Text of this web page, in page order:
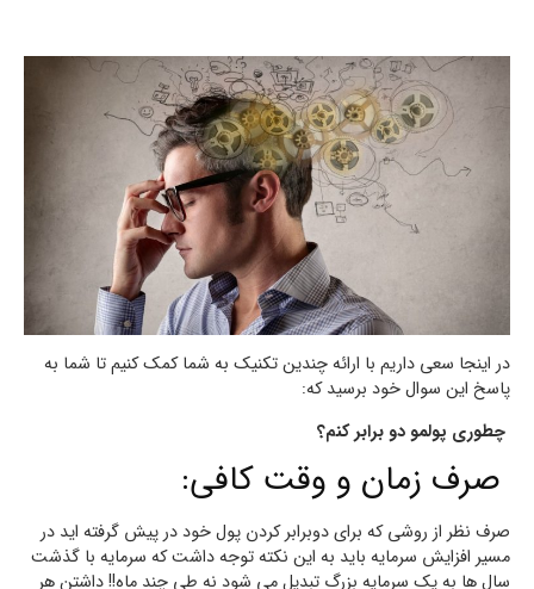
در اینجا سعی داریم با ارائه چندین تکنیک به شما کمک کنیم تا شما به
پاسخ این سوال خود برسید که:
چطوری پولمو دو برابر کنم؟
صرف زمان و وقت کافی:
صرف نظر از روشی که برای دوبرابر کردن پول خود در پیش گرفته اید در
مسیر افزایش سرمایه باید به این نکته توجه داشت که سرمایه با گذشت
سال ها به یک سرمایه بزرگ تبدیل می شود نه طی چند ماه!! داشتن هر